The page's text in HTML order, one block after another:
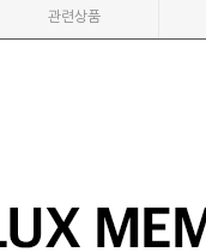
관련상품